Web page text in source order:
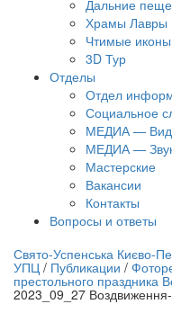
Дальние
Храмы Лавры
Чтимые иконы
3D Тур
Отделы
Отдел
Социальное
МЕДИА —
МЕДИА —
Мастерские
Вакансии
Контакты
Вопросы и ответы
трансляция | 12
Свято-Успенська Києво-
УПЦ / Публикации /
престольного праздника
2023_09_27